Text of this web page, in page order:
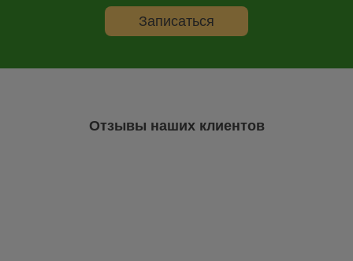
Записаться
Отзывы наших клиентов